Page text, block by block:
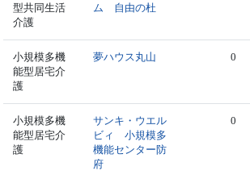
型共同生活
介護
ム 自由の杜
小規模多機
能型居宅介
護
夢ハウス丸山 0
小規模多機
能型居宅介
護
サンキ・ウエル
ビィ 小規模多
機能センター防
府
0